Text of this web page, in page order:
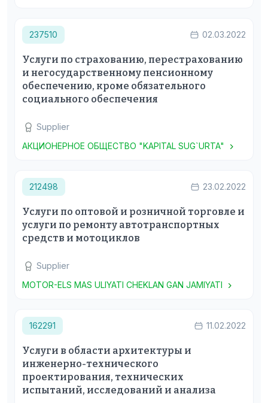
237510 02.03.2022
Услуги по страхованию, перестрахованию
и негосударственному пенсионному
обеспечению, кроме обязательного
социального обеспечения
Supplier
АКЦИОНЕРНОЕ ОБЩЕСТВО "KAPITAL SUG`URTA"
212498 23.02.2022
Услуги по оптовой и розничной торговле и
услуги по ремонту автотранспортных
средств и мотоциклов
Supplier
MOTOR-ELS MAS ULIYATI CHEKLAN GAN JAMIYATI
162291 11.02.2022
Услуги в области архитектуры и
инженерно-технического
проектирования, технических
испытаний, исследований и анализа